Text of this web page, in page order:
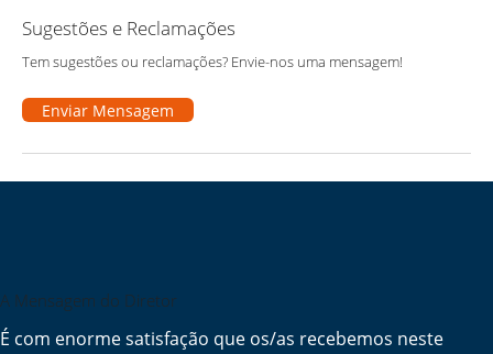
Sugestões e Reclamações
Tem sugestões ou reclamações? Envie-nos uma mensagem!
Enviar Mensagem
A Mensagem do Diretor
É com enorme satisfação que os/as recebemos neste